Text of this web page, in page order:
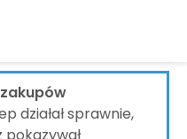
działał sprawnie,